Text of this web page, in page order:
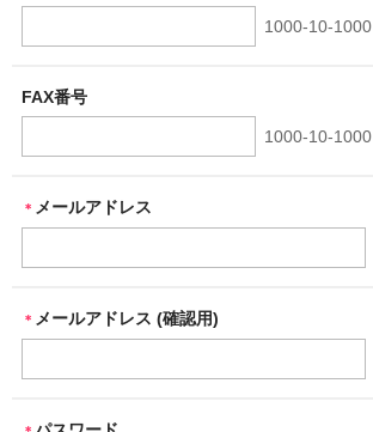
1000-10-1000
FAX番号
1000-10-1000
＊ メールアドレス
＊ メールアドレス (確認用)